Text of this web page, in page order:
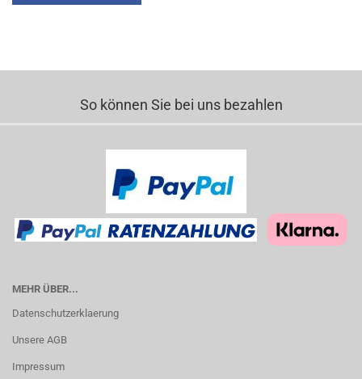
So können Sie bei uns bezahlen
MEHR ÜBER...
Datenschutzerklaerung
Unsere AGB
Impressum